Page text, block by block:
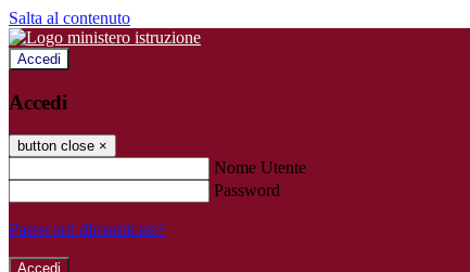
Salta al contenuto
Accedi
Accedi
button close ×
Nome Utente
Password
Password dimenticata?